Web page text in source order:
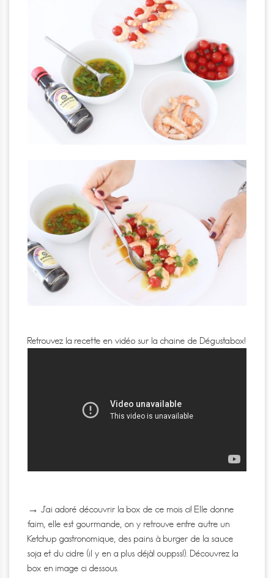
Retrouvez la recette en vidéo sur la chaine de Dégustabox!
→ J’ai adoré découvrir la box de ce mois ci! Elle donne
faim, elle est gourmande, on y retrouve entre autre un
Ketchup gastronomique, des pains à burger de la sauce
soja et du cidre (il y en a plus déjà! ouppss!). Découvrez la
box en image ci dessous.